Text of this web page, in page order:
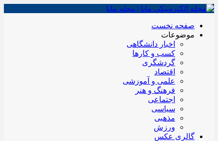
صفحه نخست
موضوعات
اخبار دانشگاهی
کسب و کارها
گردشگری
اقتصاد
علمی و آموزشی
فرهنگ و هنر
اجتماعی
سیاسی
مذهبی
ورزش
گالری عکس